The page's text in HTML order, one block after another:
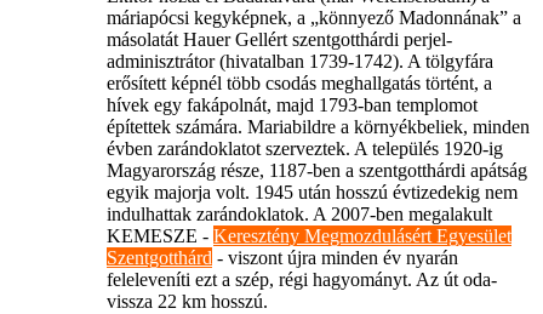
máriapócsi kegyképnek, a „könnyező Madonnának” a
másolatát Hauer Gellért szentgotthárdi perjel-
adminisztrátor (hivatalban 1739-1742). A tölgyfára
erősített képnél több csodás meghallgatás történt, a
hívek egy fakápolnát, majd 1793-ban templomot
építettek számára. Mariabildre a környékbeliek, minden
évben zarándoklatot szerveztek. A település 1920-ig
Magyarország része, 1187-ben a szentgotthárdi apátság
egyik majorja volt. 1945 után hosszú évtizedekig nem
indulhattak zarándoklatok. A 2007-ben megalakult
KEMESZE - Keresztény Megmozdulásért Egyesület
Szentgotthárd - viszont újra minden év nyarán
feleleveníti ezt a szép, régi hagyományt. Az út oda-
vissza 22 km hosszú.